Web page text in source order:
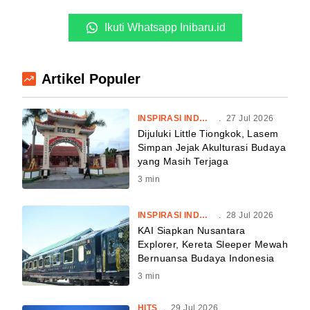
Ikuti Whatsapp Inibaru.id
Artikel Populer
INSPIRASI INDONESIA . 27 Jul 2026
Dijuluki Little Tiongkok, Lasem
Simpan Jejak Akulturasi Budaya
yang Masih Terjaga
3 min
INSPIRASI INDONESIA . 28 Jul 2026
KAI Siapkan Nusantara
Explorer, Kereta Sleeper Mewah
Bernuansa Budaya Indonesia
3 min